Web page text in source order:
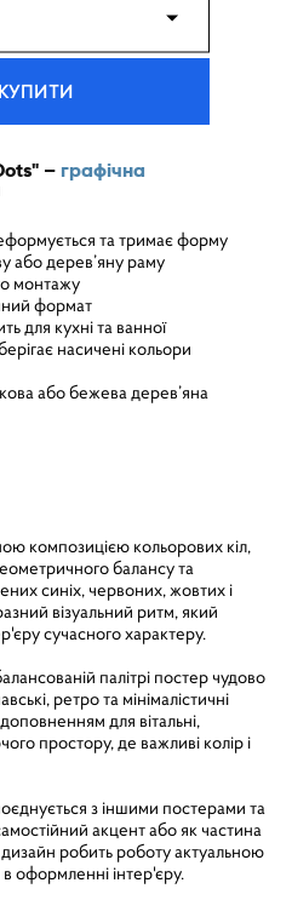
КУПИТИ
– графічна
та тримає форму
або дерев’яну раму
монтажу
формат
для кухні та ванної
насичені кольори
або бежева дерев’яна
композицією кольорових кіл,
балансу та
синіх, червоних, жовтих і
візуальний ритм, який
сучасного характеру.
палітрі постер чудово
ретро та мінімалістичні
для вітальні,
простору, де важливі колір і
з іншими постерами та
акцент або як частина
робить роботу актуальною
оформленні інтер'єру.